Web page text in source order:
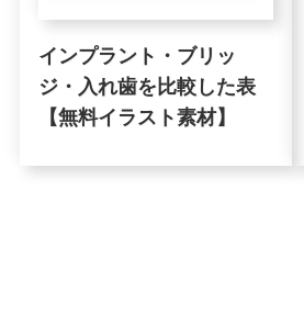
インプラント・ブリッ
ジ・入れ歯を比較した表
【無料イラスト素材】